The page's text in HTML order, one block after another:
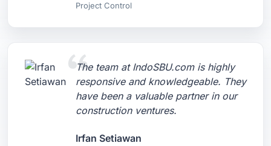
Project Control
The team at IndoSBU.com is highly
responsive and knowledgeable. They
have been a valuable partner in our
construction ventures.
Irfan Setiawan